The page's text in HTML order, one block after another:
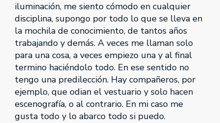
iluminación, me siento cómodo en cualquier
disciplina, supongo por todo lo que se lleva en
la mochila de conocimiento, de tantos años
trabajando y demás. A veces me llaman solo
para una cosa, a veces empiezo una y al final
termino haciéndolo todo. En ese sentido no
tengo una predilección. Hay compañeros, por
ejemplo, que odian el vestuario y solo hacen
escenografía, o al contrario. En mi caso me
gusta todo y lo abarco todo si puedo.